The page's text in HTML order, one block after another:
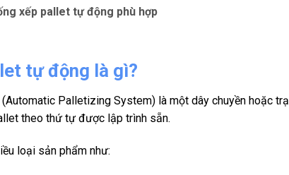
xếp pallet tự động phù hợp
tự động là gì?
Palletizing System) là một dây chuyền hoặc
theo thứ tự được lập trình sẵn.
loại sản phẩm như: